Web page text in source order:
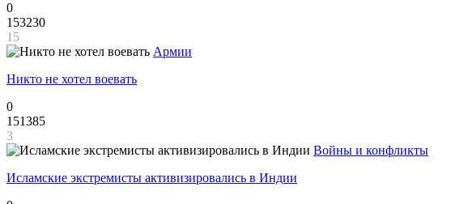
0
153230
15
Армии
Никто не хотел воевать
0
151385
3
Войны и конфликты
Исламские экстремисты активизировались в Индии